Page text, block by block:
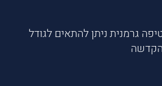
גרמנית ניתן להתאים לגודל
הקדשה